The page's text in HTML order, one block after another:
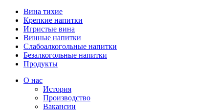
Вина тихие
Крепкие напитки
Игристые вина
Винные напитки
Слабоалкогольные напитки
Безалкогольные напитки
Продукты
О нас
История
Производство
Вакансии